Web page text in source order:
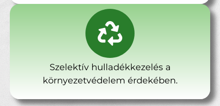
Szelektív hulladékkezelés a
környezetvédelem érdekében.